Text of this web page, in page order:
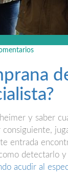
y saber
entrada
detectarlo y
acudir al